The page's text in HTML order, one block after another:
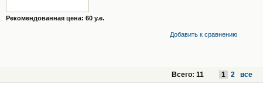
Рекомендованная цена: 60 у.е.
Добавить к cравнению
Всего: 11 1 2 все